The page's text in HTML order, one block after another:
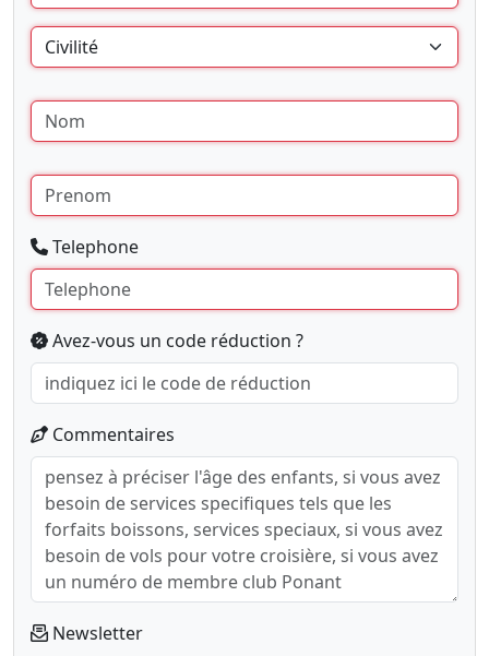
Telephone
Avez-vous un code réduction ?
Commentaires
Newsletter